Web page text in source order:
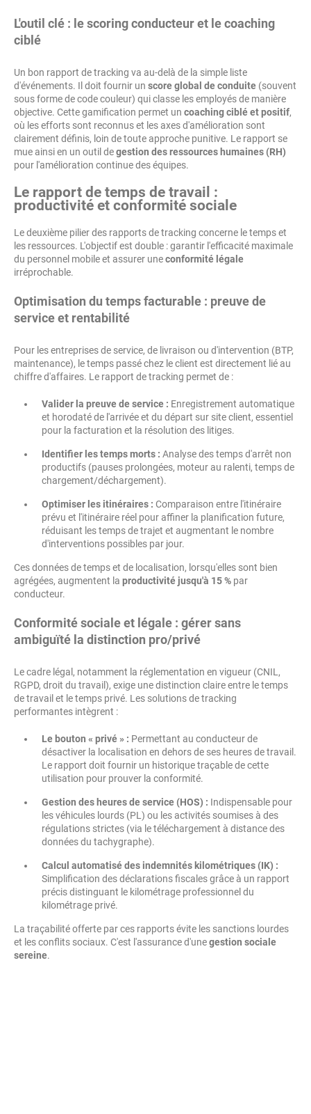
L'outil clé : le scoring conducteur et le coaching
ciblé
Un bon rapport de tracking va au-delà de la simple liste
d'événements. Il doit fournir un score global de conduite (souvent
sous forme de code couleur) qui classe les employés de manière
objective. Cette gamification permet un coaching ciblé et positif,
où les efforts sont reconnus et les axes d'amélioration sont
clairement définis, loin de toute approche punitive. Le rapport se
mue ainsi en un outil degestion des ressources humaines (RH)
pour l'amélioration continue des équipes.
Le rapport de temps de travail :
productivité et conformité sociale
Le deuxième pilier des rapports de tracking concerne le temps et
les ressources. L'objectif est double : garantir l'efficacité maximale
du personnel mobile et assurer uneconformité légale
irréprochable.
Optimisation du temps facturable : preuve de
service et rentabilité
Pour les entreprises de service, de livraison ou d'intervention (BTP,
maintenance), le temps passé chez le client est directement lié au
chiffre d'affaires. Le rapport de tracking permet de :
Valider la preuve de service : Enregistrement automatique
et horodaté de l'arrivée et du départ sur site client, essentiel
pour la facturation et la résolution des litiges.
Identifier les temps morts : Analyse des temps d'arrêt non
productifs (pauses prolongées, moteur au ralenti, temps de
chargement/déchargement).
Optimiser les itinéraires : Comparaison entre l'itinéraire
prévu et l'itinéraire réel pour affiner la planification future,
réduisant les temps de trajet et augmentant le nombre
d'interventions possibles par jour.
Ces données de temps et de localisation, lorsqu'elles sont bien
agrégées, augmentent la productivité jusqu'à 15 % par
conducteur.
Conformité sociale et légale : gérer sans
ambiguïté la distinction pro/privé
Le cadre légal, notamment la réglementation en vigueur (CNIL,
RGPD, droit du travail), exige une distinction claire entre le temps
de travail et le temps privé. Les solutions de tracking
performantes intègrent :
Le bouton « privé » : Permettant au conducteur de
désactiver la localisation en dehors de ses heures de travail.
Le rapport doit fournir un historique traçable de cette
utilisation pour prouver la conformité.
Gestion des heures de service (HOS) : Indispensable pour
les véhicules lourds (PL) ou les activités soumises à des
régulations strictes (via le téléchargement à distance des
données du tachygraphe).
Calcul automatisé des indemnités kilométriques (IK) :
Simplification des déclarations fiscales grâce à un rapport
précis distinguant le kilométrage professionnel du
kilométrage privé.
La traçabilité offerte par ces rapports évite les sanctions lourdes
et les conflits sociaux. C'est l'assurance d'unegestion sociale
sereine.